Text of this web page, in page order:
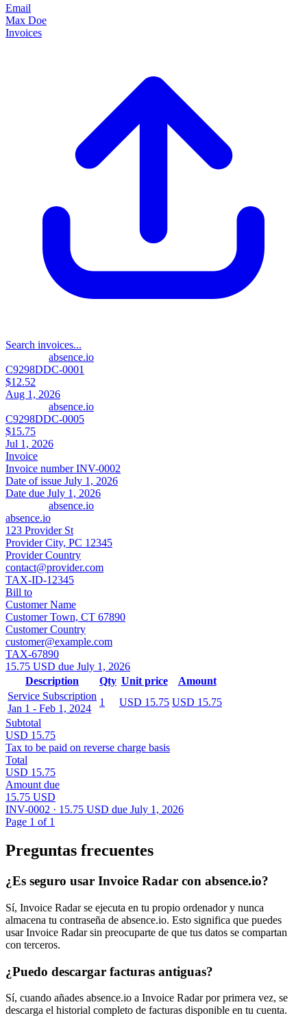
Email
Max Doe
Invoices
Search invoices...
absence.io
C9298DDC-0001
$12.52
Aug 1, 2026
absence.io
C9298DDC-0005
$15.75
Jul 1, 2026
Invoice
Invoice numberINV-0002
Date of issue July 1, 2026
Date due July 1, 2026
absence.io
absence.io
123 Provider St
Provider City, PC 12345
Provider Country
contact@provider.com
TAX-ID-12345
Bill to
Customer Name
Customer Town, CT 67890
Customer Country
customer@example.com
TAX-67890
15.75 USD due July 1, 2026
Description
Qty Unit price
Amount
Service Subscription
Jan 1 - Feb 1, 2024
1 USD 15.75 USD 15.75
Subtotal
USD 15.75
Tax to be paid on reverse charge basis
Total
USD 15.75
Amount due
15.75 USD
INV-0002 · 15.75 USD due July 1, 2026
Page 1 of 1
Preguntas frecuentes
¿Es seguro usar Invoice Radar con absence.io?
Sí, Invoice Radar se ejecuta en tu propio ordenador y nunca
almacena tu contraseña de absence.io. Esto significa que puedes
usar Invoice Radar sin preocuparte de que tus datos se compartan
con terceros.
¿Puedo descargar facturas antiguas?
Sí, cuando añades absence.io a Invoice Radar por primera vez, se
descarga el historial completo de facturas disponible en tu cuenta.